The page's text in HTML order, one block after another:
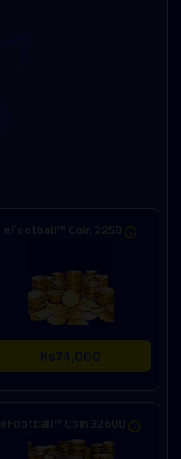
eFootball™ Coin 2258
Ks74,000
eFootball™ Coin 32600